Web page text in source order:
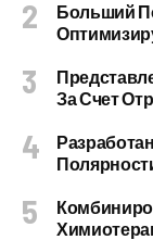
Больший
За Счет